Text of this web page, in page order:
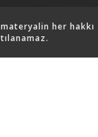
her hakkı